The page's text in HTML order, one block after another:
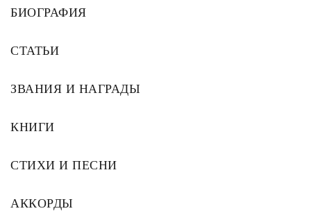
БИОГРАФИЯ
СТАТЬИ
ЗВАНИЯ И НАГРАДЫ
КНИГИ
СТИХИ И ПЕСНИ
АККОРДЫ